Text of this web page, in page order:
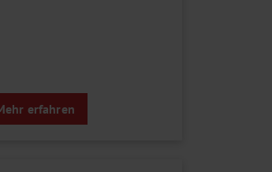
erfahren